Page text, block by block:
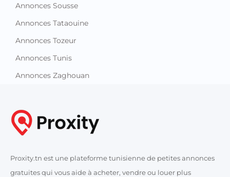
Annonces Sousse
Annonces Tataouine
Annonces Tozeur
Annonces Tunis
Annonces Zaghouan
Proxity.tn est une plateforme tunisienne de petites annonces
gratuites qui vous aide à acheter, vendre ou louer plus